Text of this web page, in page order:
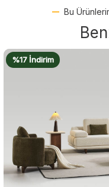
Bu
%16 İndirim